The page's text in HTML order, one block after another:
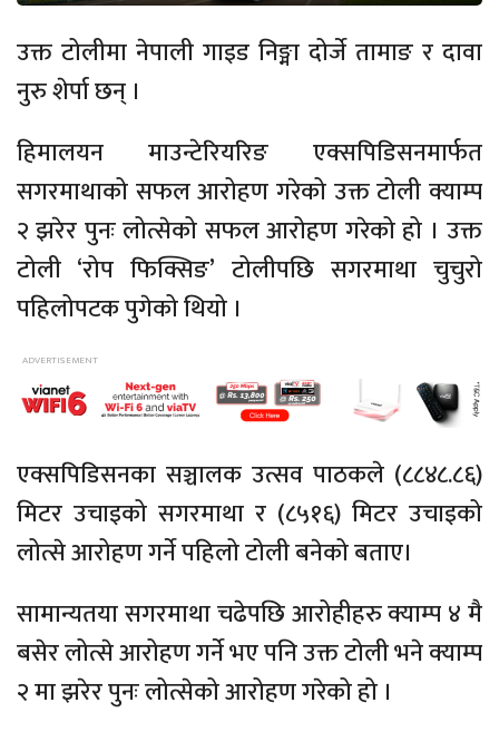
उक्त टोलीमा नेपाली गाइड निङ्मा दोर्जे तामाङ र दावा
नुरु शेर्पा छन् ।
हिमालयन माउन्टेरियरिङ एक्सपिडिसनमार्फत
सगरमाथाको सफल आरोहण गरेको उक्त टोली क्याम्प
२ झरेर पुनः लोत्सेको सफल आरोहण गरेको हो । उक्त
टोली ‘रोप फिक्सिङ’ टोलीपछि सगरमाथा चुचुरो
पहिलोपटक पुगेको थियो ।
एक्सपिडिसनका सञ्चालक उत्सव पाठकले (८८४८.८६)
मिटर उचाइको सगरमाथा र (८५१६) मिटर उचाइको
लोत्से आरोहण गर्ने पहिलो टोली बनेको बताए।
सामान्यतया सगरमाथा चढेपछि आरोहीहरु क्याम्प ४ मै
बसेर लोत्से आरोहण गर्ने भए पनि उक्त टोली भने क्याम्प
२ मा झरेर पुनः लोत्सेको आरोहण गरेको हो ।